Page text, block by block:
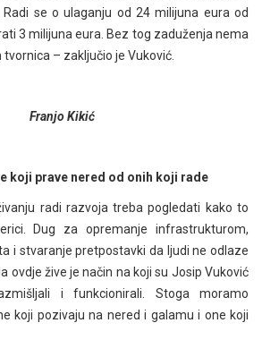
se o ulaganju od 24 milijuna eura od
3 milijuna eura. Bez tog zaduženja nema
– zaključio je Vuković.
Franjo Kikić
koji prave nered od onih koji rade
radi razvoja treba pogledati kako to
Dug za opremanje infrastrukturom,
i stvaranje pretpostavki da ljudi ne odlaze
ovdje žive je način na koji su Josip Vuković
i funkcionirali. Stoga moramo
koji pozivaju na nered i galamu i one koji